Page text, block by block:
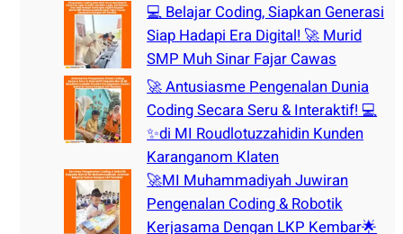
💻 Belajar Coding, Siapkan Generasi
Siap Hadapi Era Digital! 🚀 Murid
SMP Muh Sinar Fajar Cawas
🚀 Antusiasme Pengenalan Dunia
Coding Secara Seru & Interaktif! 💻
✨di MI Roudlotuzzahidin Kunden
Karanganom Klaten
🚀MI Muhammadiyah Juwiran
Pengenalan Coding & Robotik
Kerjasama Dengan LKP Kembar🌟